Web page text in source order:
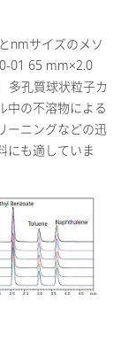
nmサイズのメソ
01 65 mm×2.0
多孔質球状粒子カ
中の不溶物による
ーニングなどの迅
にも適していま